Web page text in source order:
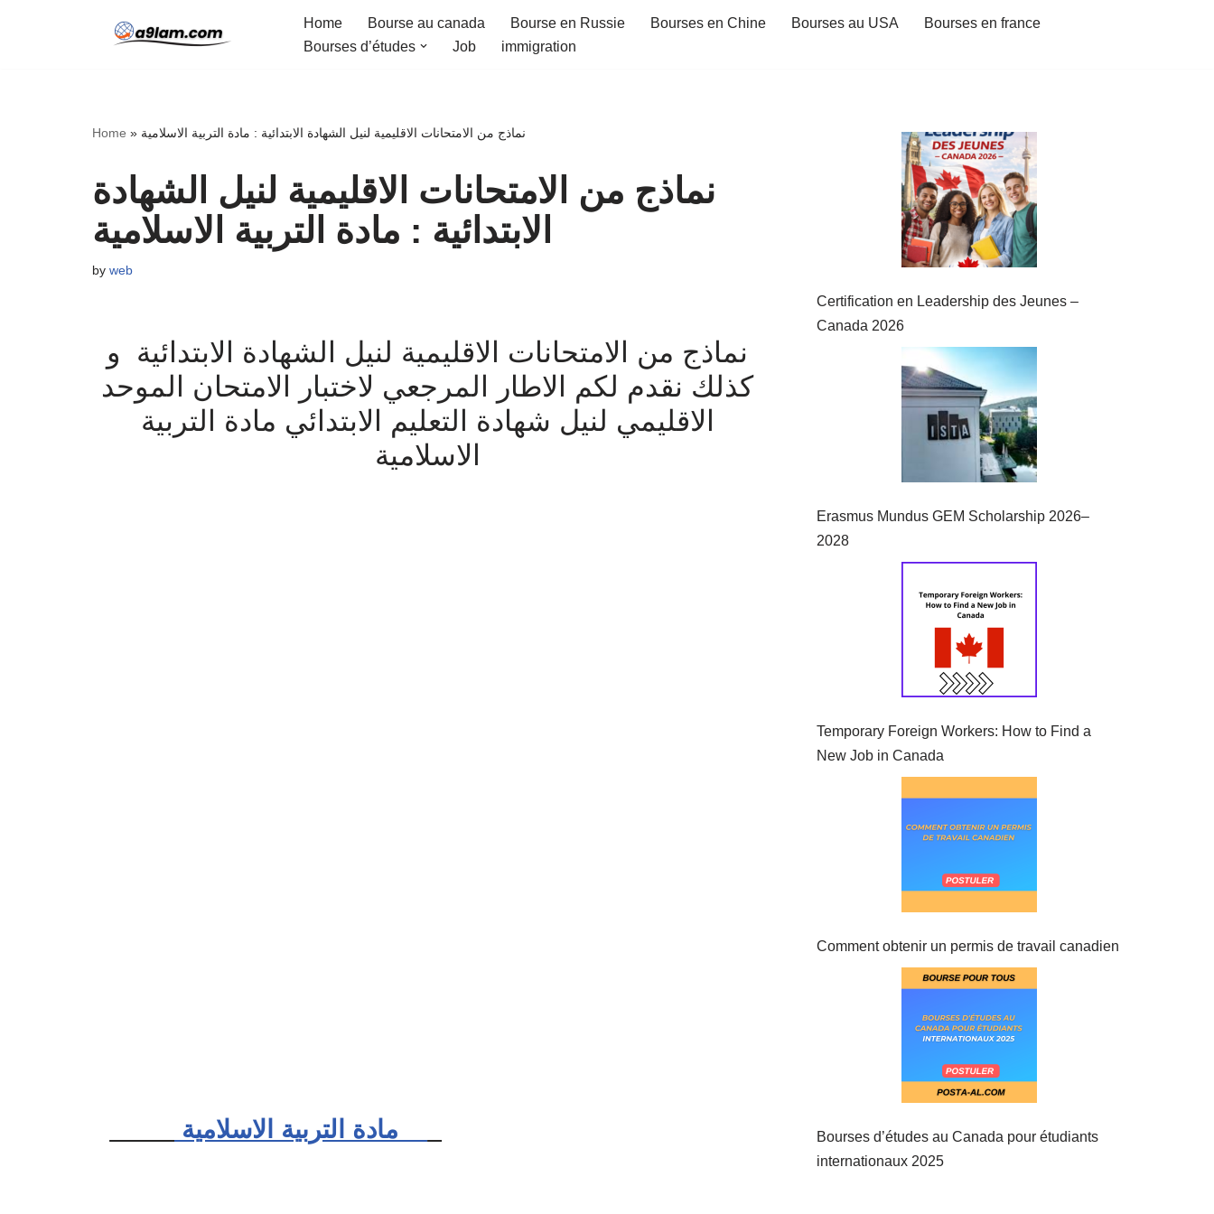
Home Bourse au canada Bourse en Russie Bourses en Chine Bourses au USA
Bourses en france
Bourses d’études
Job immigration
Home » نماذج من الامتحانات الاقليمية لنيل الشهادة الابتدائية : مادة التربية الاسلامية
نماذج من الامتحانات الاقليمية لنيل الشهادة
الابتدائية : مادة التربية الاسلامية
by web
نماذج من الامتحانات الاقليمية لنيل الشهادة الابتدائية و
كذلك نقدم لكم
الاطار المرجعي لاختبار الامتحان الموحد
الاقليمي لنيل شهادة التعليم الابتدائي مادة التربية
الاسلامية
مادة التربية الاسلامية
Certification en Leadership des Jeunes –
Canada 2026
Erasmus Mundus GEM Scholarship 2026–
2028
Temporary Foreign Workers: How to Find a
New Job in Canada
Comment obtenir un permis de travail canadien
Bourses d’études au Canada pour étudiants
internationaux 2025